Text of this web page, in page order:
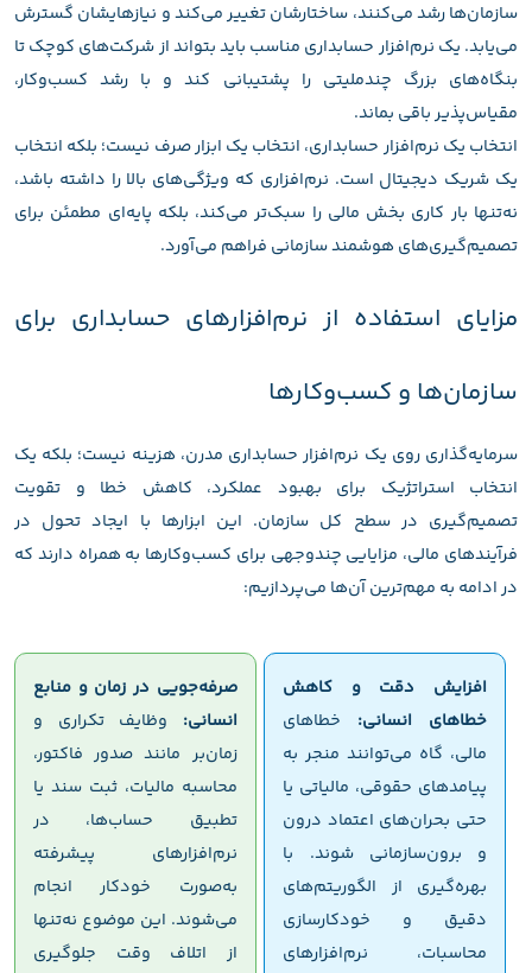
سازمان‌ها رشد می‌کنند، ساختارشان تغییر می‌کند و نیازهایشان گسترش
می‌یابد. یک نرم‌افزار حسابداری مناسب باید بتواند از شرکت‌های کوچک تا
بنگاه‌های بزرگ چندملیتی را پشتیبانی کند و با رشد کسب‌وکار،
مقیاس‌پذیر باقی بماند.
انتخاب یک نرم‌افزار حسابداری، انتخاب یک ابزار صرف نیست؛ بلکه انتخاب
یک شریک دیجیتال است. نرم‌افزاری که ویژگی‌های بالا را داشته باشد،
نه‌تنها بار کاری بخش مالی را سبک‌تر می‌کند، بلکه پایه‌ای مطمئن برای
تصمیم‌گیری‌های هوشمند سازمانی فراهم می‌آورد.
مزایای استفاده از نرم‌افزارهای حسابداری برای
سازمان‌ها و کسب‌وکارها
سرمایه‌گذاری روی یک نرم‌افزار حسابداری مدرن، هزینه نیست؛ بلکه یک
انتخاب استراتژیک برای بهبود عملکرد، کاهش خطا و تقویت
تصمیم‌گیری در سطح کل سازمان. این ابزارها با ایجاد تحول در
فرآیندهای مالی، مزایایی چندوجهی برای کسب‌وکارها به همراه دارند که
در ادامه به مهم‌ترین آن‌ها می‌پردازیم:
افزایش دقت و کاهش
خطاهای انسانی: خطاهای
مالی، گاه می‌توانند منجر به
پیامدهای حقوقی، مالیاتی یا
حتی بحران‌های اعتماد درون
و برون‌سازمانی شوند. با
بهره‌گیری از الگوریتم‌های
دقیق و خودکارسازی
محاسبات، نرم‌افزارهای
صرفه‌جویی در زمان و منابع
انسانی: وظایف تکراری و
زمان‌بر مانند صدور فاکتور،
محاسبه مالیات، ثبت سند یا
تطبیق حساب‌ها، در
نرم‌افزارهای پیشرفته
به‌صورت خودکار انجام
می‌شوند. این موضوع نه‌تنها
از اتلاف وقت جلوگیری